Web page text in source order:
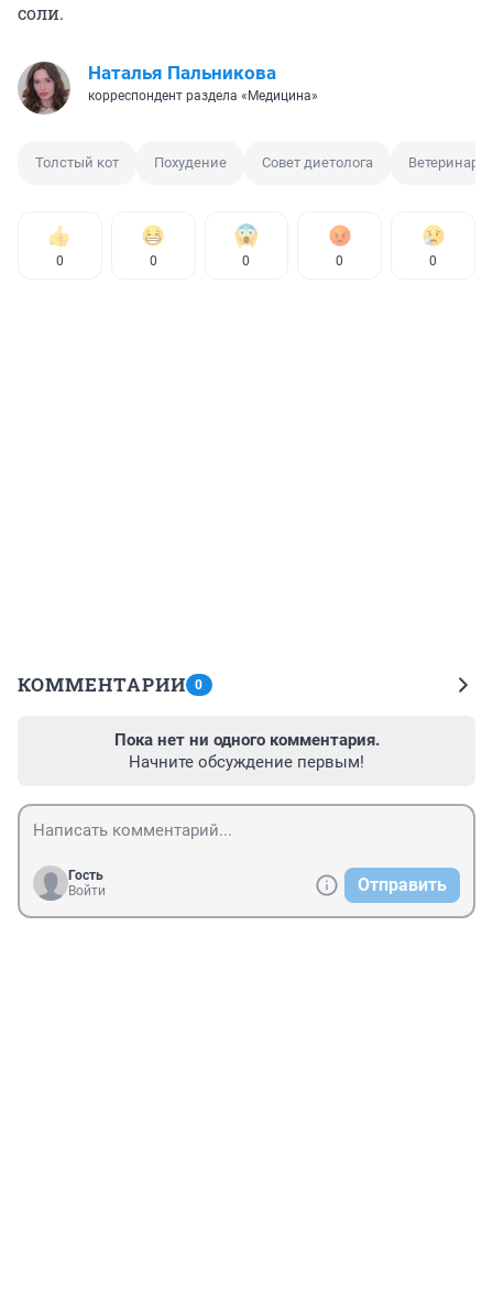
соли.
Наталья Пальникова
корреспондент раздела «Медицина»
Толстый кот Похудение Совет диетолога Ветеринар
0 0 0 0 0
КОММЕНТАРИИ 0
Пока нет ни одного комментария.
Начните обсуждение первым!
Гость
Войти
Отправить